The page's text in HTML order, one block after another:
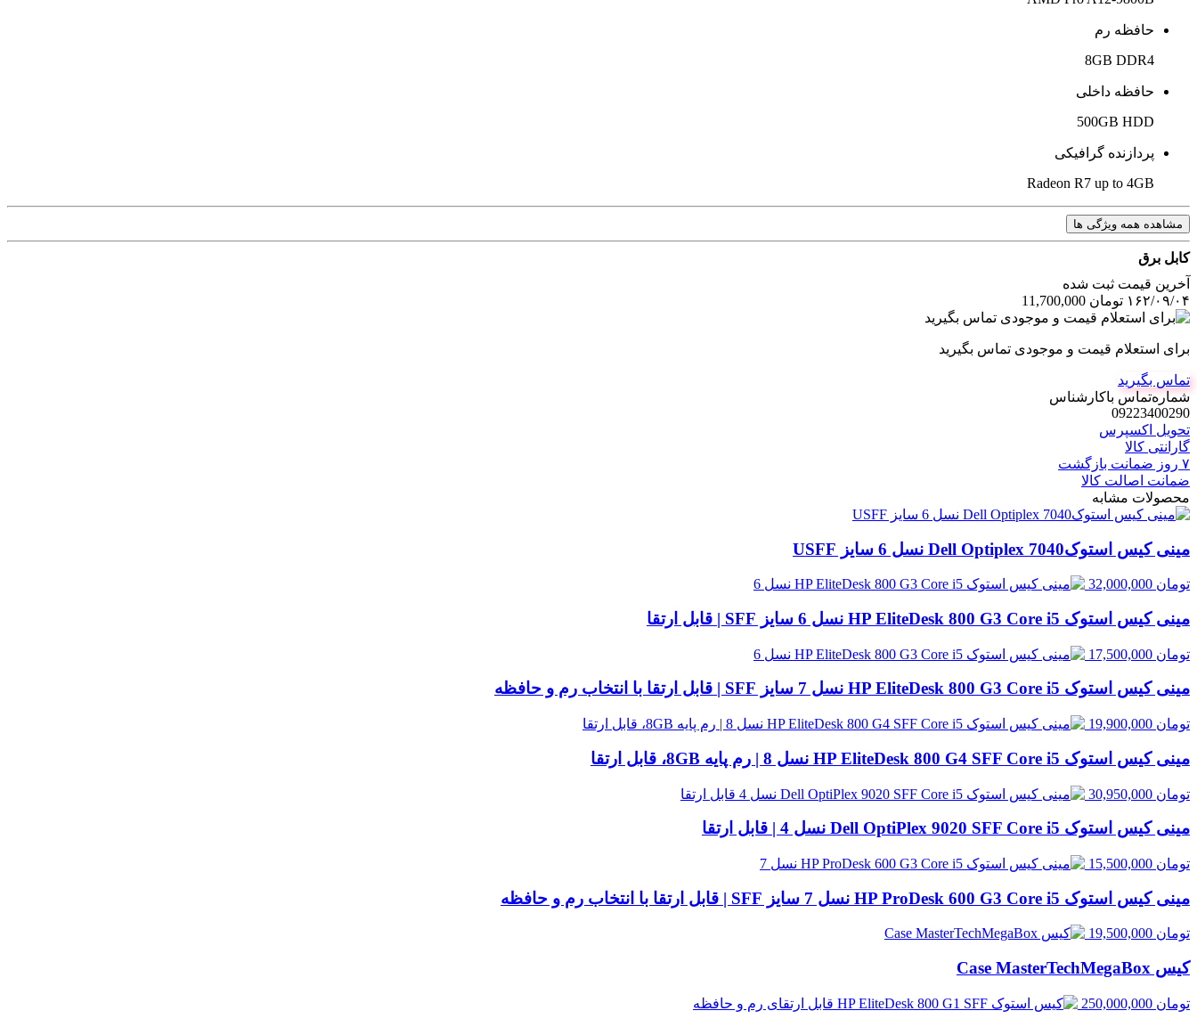
حافظه رم
8GB DDR4
حافظه داخلی
500GB HDD
پردازنده گرافیکی
Radeon R7 up to 4GB
مشاهده همه ویژگی ها
کابل برق
آخرین‌ قیمت ثبت‌ شده
۱۶۲/۰۹/۰۴ تومان
برای استعلام قیمت و موجودی تماس بگیرید
تماس بگیرید
شماره‌تماس‌ با‌کارشناس
09223400290
تحویل اکسپرس
گارانتی کالا
۷ روز ضمانت بازگشت
ضمانت اصالت کالا
محصولات مشابه
مینی کیس استوکDell Optiplex 7040 نسل 6 سایز USFF
تومان
مینی کیس استوک HP EliteDesk 800 G3 Core i5 نسل 6 سایز SFF | قابل ارتقا
تومان
مینی کیس استوک HP EliteDesk 800 G3 Core i5 نسل 7 سایز SFF | قابل ارتقا با انتخاب رم و حافظه
تومان
مینی کیس استوک HP EliteDesk 800 G4 SFF Core i5 نسل 8 | رم پایه 8GB، قابل ارتقا
تومان
مینی کیس استوک Dell OptiPlex 9020 SFF Core i5 نسل 4 | قابل ارتقا
تومان
مینی کیس استوک HP ProDesk 600 G3 Core i5 نسل 7 سایز SFF | قابل ارتقا با انتخاب رم و حافظه
تومان
کیس Case MasterTechMegaBox
تومان